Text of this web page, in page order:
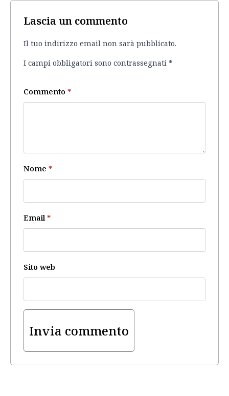
Lascia un commento
Il tuo indirizzo email non sarà pubblicato.
I campi obbligatori sono contrassegnati *
Commento *
Nome *
Email *
Sito web